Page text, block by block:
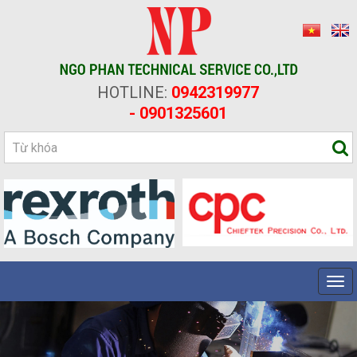
HOTLINE: 0942319977
- 0901325601